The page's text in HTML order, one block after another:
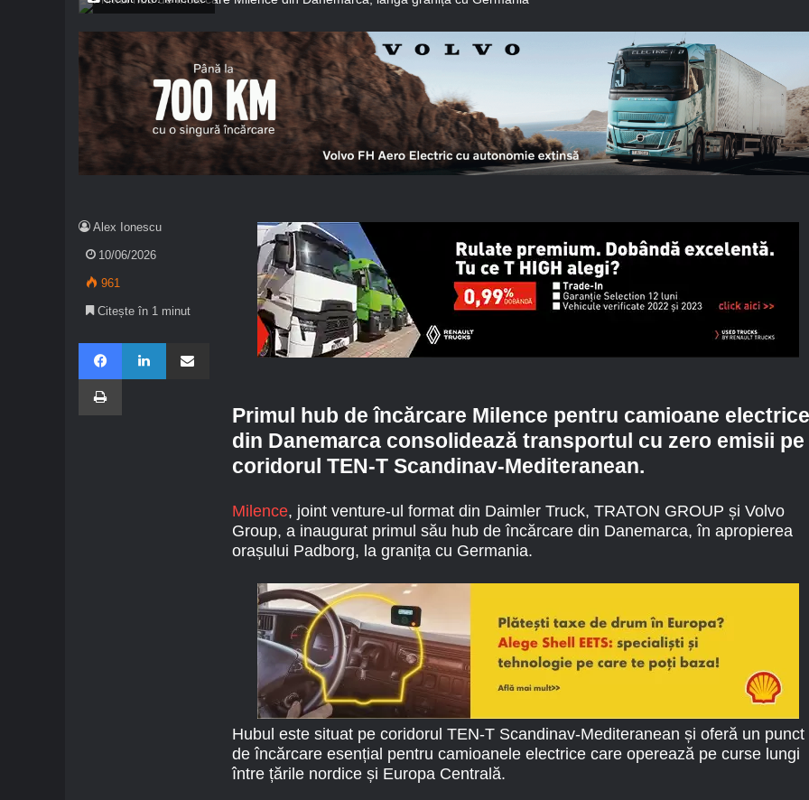
Primul hub de încărcare Milence pentru camioane electrice
din Danemarca consolidează transportul cu zero emisii pe
coridorul TEN-T Scandinav-Mediteranean.
Milence, joint venture-ul format din Daimler Truck, TRATON GROUP și Volvo
Group, a inaugurat primul său hub de încărcare din Danemarca, în apropierea
orașului Padborg, la granița cu Germania.
Hubul este situat pe coridorul TEN-T Scandinav-Mediteranean și oferă un punct
de încărcare esențial pentru camioanele electrice care operează pe curse lungi
între țările nordice și Europa Centrală.
Alex Ionescu
10/06/2026
961
Citește în 1 minut
Facebook LinkedIn
Imprimare